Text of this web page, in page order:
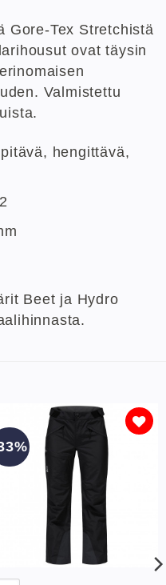
Gore-Tex Stretchistä
ovat täysin
Valmistettu
hengittävä,
Beet ja Hydro
Lisää
toivelistaan